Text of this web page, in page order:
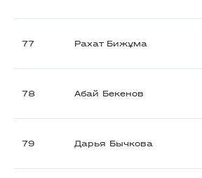
77 Рахат Бижұма
78 Абай Бекенов
79 Дарья Бычкова